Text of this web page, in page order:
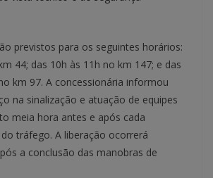
previstos para os seguintes horários:
44; das 10h às 11h no km 147; e das
km 97. A concessionária informou
na sinalização e atuação de equipes
meia hora antes e após cada
tráfego. A liberação ocorrerá
a conclusão das manobras de